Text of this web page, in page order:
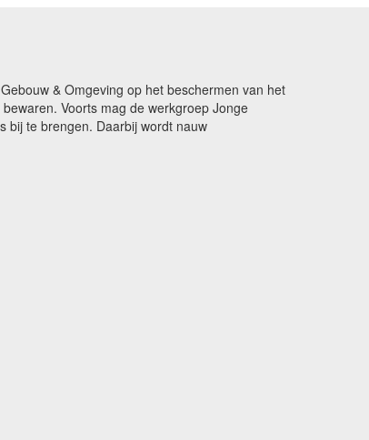
& Omgeving op het beschermen van het
Voorts mag de werkgroep Jonge
bij te brengen. Daarbij wordt nauw